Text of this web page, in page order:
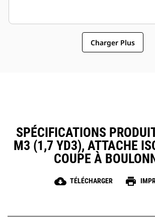
Charger Plus
SPÉCIFICATIONS
M3 (1,7 YD3), ATTACHE
COUPE À
cloud_download TÉLÉCHARGER print